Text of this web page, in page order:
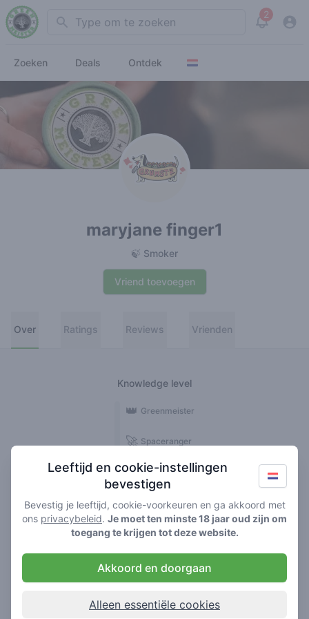
Search 2
View
Zoeken Deals Ontdek
maryjane finger1
🍃 Smoker
Vriend toevoegen
Over Ratings Reviews Vrienden
Knowledge level
🍃 Smoker
🌱 Roller
🥦 Stoner
🚀 Spaceranger
👑 Greenmeister
Reviews
Leeftijd en cookie-instellingen
bevestigen
Bevestig je leeftijd, cookie-voorkeuren en ga akkoord met
ons privacybeleid. Je moet ten minste 18 jaar oud zijn om
toegang te krijgen tot deze website.
Akkoord en doorgaan
Alleen essentiële cookies